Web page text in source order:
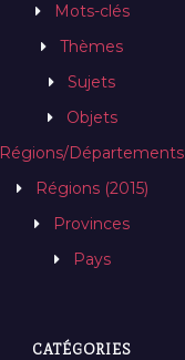
Mots-clés
Thèmes
Sujets
Objets
Régions/Départements
Régions (2015)
Provinces
Pays
CATÉGORIES